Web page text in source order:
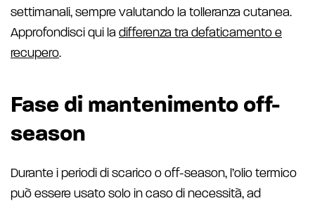
settimanali, sempre valutando la tolleranza cutanea.
Approfondisci qui la differenza tra defaticamento e
recupero.
Fase di mantenimento off-
season
Durante i periodi di scarico o off-season, l’olio termico
può essere usato solo in caso di necessità, ad